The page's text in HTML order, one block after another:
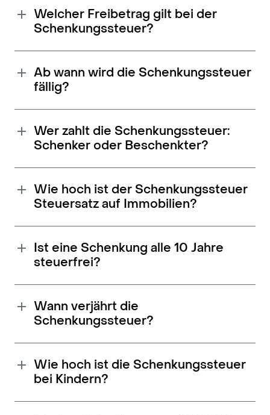
Welcher Freibetrag gilt bei der
Schenkungssteuer?
Ab wann wird die Schenkungssteuer
fällig?
Wer zahlt die Schenkungssteuer:
Schenker oder Beschenkter?
Wie hoch ist der Schenkungssteuer
Steuersatz auf Immobilien?
Ist eine Schenkung alle 10 Jahre
steuerfrei?
Wann verjährt die
Schenkungssteuer?
Wie hoch ist die Schenkungssteuer
bei Kindern?